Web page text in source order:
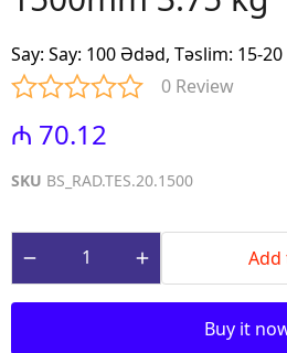
Say: Say: 100 Ədəd, Təslim: 15-20
0 Review
₼ 70.12
SKU BS_RAD.TES.20.1500
Buy it